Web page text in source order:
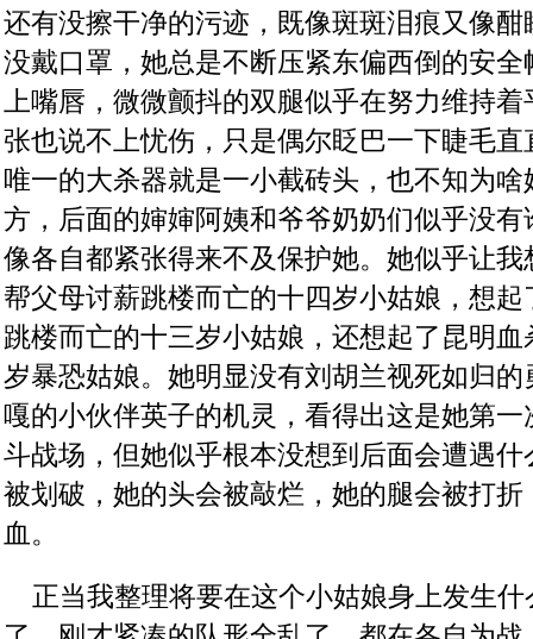
还有没擦干净的污迹，既像斑斑泪痕又像
没戴口罩，她总是不断压紧东偏西倒的安
上嘴唇，微微颤抖的双腿似乎在努力维持
张也说不上忧伤，只是偶尔眨巴一下睫毛
唯一的大杀器就是一小截砖头，也不知为
方，后面的婶婶阿姨和爷爷奶奶们似乎没
像各自都紧张得来不及保护她。她似乎让
帮父母讨薪跳楼而亡的十四岁小姑娘，想
跳楼而亡的十三岁小姑娘，还想起了昆明
岁暴恐姑娘。她明显没有刘胡兰视死如归
嘎的小伙伴英子的机灵，看得出这是她第
斗战场，但她似乎根本没想到后面会遭遇
被划破，她的头会被敲烂，她的腿会被打
血。
正当我整理将要在这个小姑娘身上发生什